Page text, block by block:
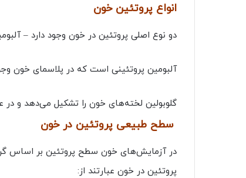
انواع پروتئین خون
دو نوع اصلی پروتئین در خون وجود دارد –
آلبومین پروتئینی است که در پلاسمای خون
گلوبولین لخته‌های خون را تشکیل می‌دهد و در
سطح طبیعی پروتئین در خون
پروتئین در خون عبارتند از: